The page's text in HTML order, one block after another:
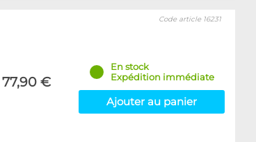
77,90 €
Code article 16231
En stock
Expédition immédiate
Ajouter au panier